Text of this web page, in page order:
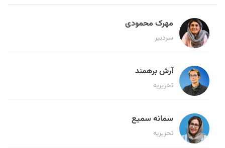
مهرک محمودی
سردبیر
آرش برهمند
تحریریه
سمانه سمیع
تحریریه